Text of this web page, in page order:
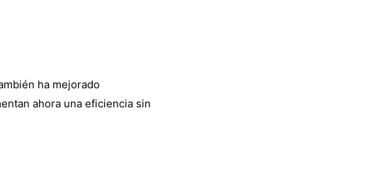
ha mejorado
ahora una eficiencia sin